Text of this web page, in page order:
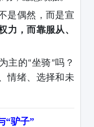
是偶然，而是宣
力，而靠服从、
主的“坐骑”吗？
情绪、选择和未
“驴子”